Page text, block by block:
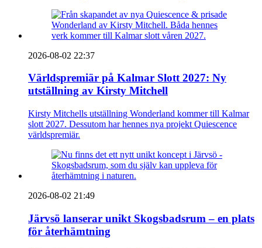
2026-08-02 22:37
Världspremiär på Kalmar Slott 2027: Ny
utställning av Kirsty Mitchell
Kirsty Mitchells utställning Wonderland kommer till Kalmar
slott 2027. Dessutom har hennes nya projekt Quiescence
världspremiär.
2026-08-02 21:49
Järvsö lanserar unikt Skogsbadsrum – en plats
för återhämtning